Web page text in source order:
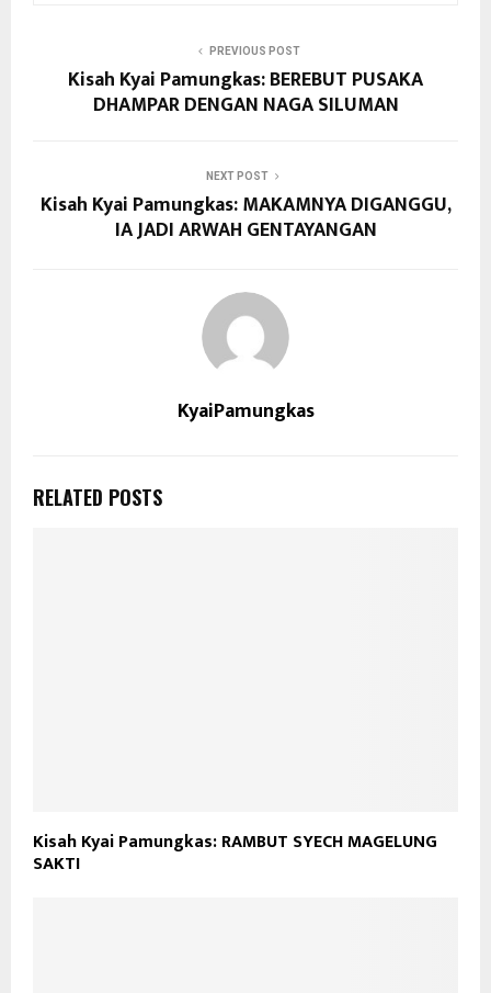
PREVIOUS POST
Kisah Kyai Pamungkas: BEREBUT PUSAKA
DHAMPAR DENGAN NAGA SILUMAN
NEXT POST
Kisah Kyai Pamungkas: MAKAMNYA DIGANGGU,
IA JADI ARWAH GENTAYANGAN
KyaiPamungkas
RELATED POSTS
Kisah Kyai Pamungkas: RAMBUT SYECH MAGELUNG
SAKTI